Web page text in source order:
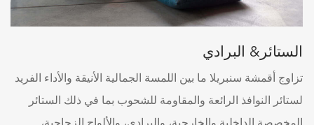
الستائر& البرادي
تزاوج أقمشة سنبريلا ما بين اللمسة الجمالية الأنيقة والأداء الفريد
لستائر النوافذ الرائعة والمقاومة للشحوب بما في ذلك الستائر